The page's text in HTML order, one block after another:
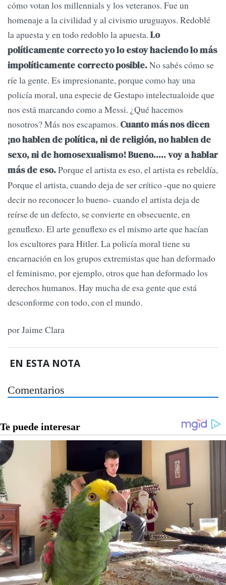
cómo votan los millennials y los veteranos. Fue un
homenaje a la civilidad y al civismo uruguayos. Redoblé
la apuesta y en todo redoblo la apuesta. Lo
políticamente correcto yo lo estoy haciendo lo más
impolíticamente correcto posible.No sabés cómo se
ríe la gente. Es impresionante, porque como hay una
policía moral, una especie de Gestapo intelectualoide que
nos está marcando como a Messi. ¿Qué hacemos
nosotros? Más nos escapamos. Cuanto más nos dicen
¡no hablen de política, ni de religión, no hablen de
sexo, ni de homosexualismo! Bueno..... voy a hablar
más de eso.Porque el artista es eso, el artista es rebeldía,
Porque el artista, cuando deja de ser crítico -que no quiere
decir no reconocer lo bueno- cuando el artista deja de
reírse de un defecto, se convierte en obsecuente, en
genuflexo. El arte genuflexo es el mismo arte que hacían
los escultores para Hitler. La policía moral tiene su
encarnación en los grupos extremistas que han deformado
el feminismo, por ejemplo, otros que han deformado los
derechos humanos. Hay mucha de esa gente que está
desconforme con todo, con el mundo.
por Jaime Clara
EN ESTA NOTA
Comentarios